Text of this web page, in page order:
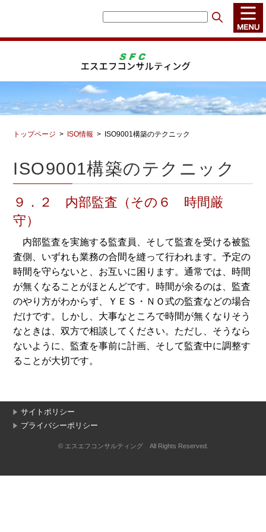
トップページ ISO情報 ISO9001構築のテクニック
ISO9001構築のテクニック
９．２ 内部監査（その６ 時間厳
守）
内部監査を実施する監査員、そして監査を受ける被監
査側、いずれも業務の合間を縫って行われます。予定の
時間を守らないと、お互いに困ります。通常では、時間
が無くなることがほとんどです。時間が余るのは、監査
のやり方がわからず、ＹＥＳ・ＮＯ式の監査などの場合
だけです。しかし、大事なところで時間が無くなりそう
なときは、双方で相談してください。ただし、そうなら
ないように、監査を事前に計画、そして監査中に調整す
ることが大切です。
サイトポリシー
プライバシーポリシー
© エスエフコンサルティング All Rights Reserved.